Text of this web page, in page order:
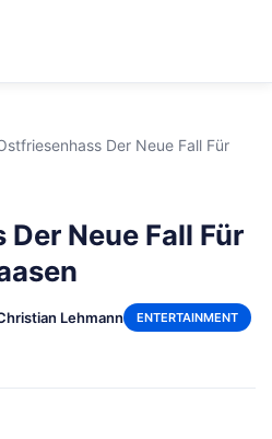
Der Neue Fall Für
Neue Fall Für
Lehmann ENTERTAINMENT